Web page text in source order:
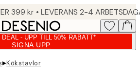
399 kr • LEVERANS 2-4
DEAL - UPP TILL 50% RABATT*
SIGNA UPP
▸Kökstavlor